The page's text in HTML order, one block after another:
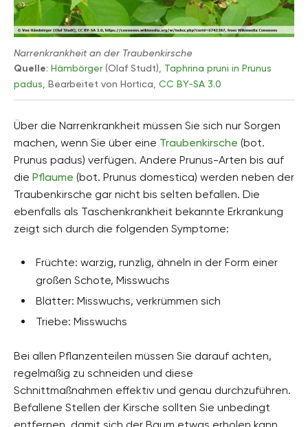
Narrenkrankheit an der Traubenkirsche
Quelle: Hämbörger(Olaf Studt), Taphrina pruni in Prunus
padus , Bearbeitet von Hortica, CC BY-SA 3.0
Über die Narrenkrankheit müssen Sie sich nur Sorgen
machen, wenn Sie über eine Traubenkirsche (bot.
Prunus padus) verfügen. Andere Prunus-Arten bis auf
die Pflaume (bot. Prunus domestica) werden neben der
Traubenkirsche gar nicht bis selten befallen. Die
ebenfalls als Taschenkrankheit bekannte Erkrankung
zeigt sich durch die folgenden Symptome:
Früchte: warzig, runzlig, ähneln in der Form einer
großen Schote, Misswuchs
Blätter: Misswuchs, verkrümmen sich
Triebe: Misswuchs
Bei allen Pflanzenteilen müssen Sie darauf achten,
regelmäßig zu schneiden und diese
Schnittmaßnahmen effektiv und genau durchzuführen.
Befallene Stellen der Kirsche sollten Sie unbedingt